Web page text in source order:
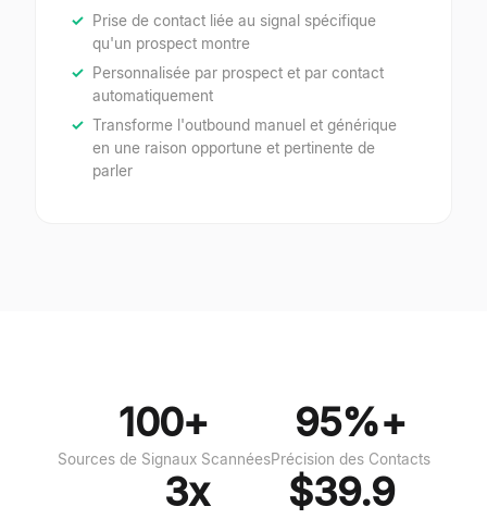
Prise de contact liée au signal spécifique
qu'un prospect montre
Personnalisée par prospect et par contact
automatiquement
Transforme l'outbound manuel et générique
en une raison opportune et pertinente de
parler
100+
Sources de Signaux Scannées
95%+
Précision des Contacts
3x $39.9